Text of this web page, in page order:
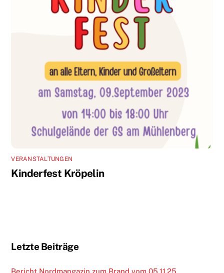
VERANSTALTUNGEN
Kinderfest Kröpelin
Letzte Beiträge